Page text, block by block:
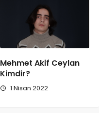
Mehmet Akif Ceylan
Kimdir?
1 Nisan 2022